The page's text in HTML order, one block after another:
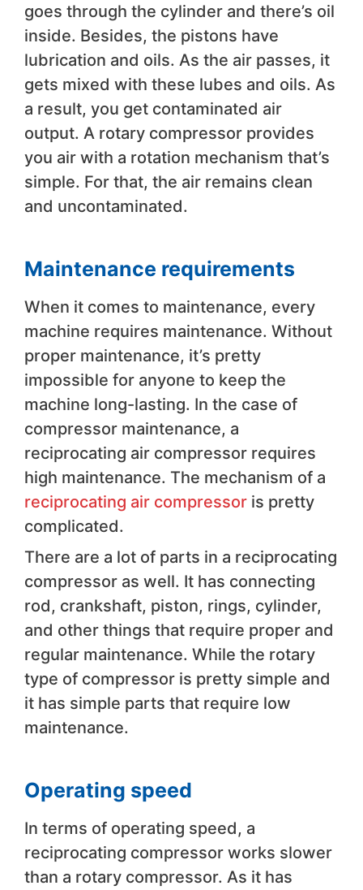
goes through the cylinder and there’s oil
inside. Besides, the pistons have
lubrication and oils. As the air passes, it
gets mixed with these lubes and oils. As
a result, you get contaminated air
output. A rotary compressor provides
you air with a rotation mechanism that’s
simple. For that, the air remains clean
and uncontaminated.
Maintenance requirements
When it comes to maintenance, every
machine requires maintenance. Without
proper maintenance, it’s pretty
impossible for anyone to keep the
machine long-lasting. In the case of
compressor maintenance, a
reciprocating air compressor requires
high maintenance. The mechanism of a
reciprocating air compressor is pretty
complicated.
There are a lot of parts in a reciprocating
compressor as well. It has connecting
rod, crankshaft, piston, rings, cylinder,
and other things that require proper and
regular maintenance. While the rotary
type of compressor is pretty simple and
it has simple parts that require low
maintenance.
Operating speed
In terms of operating speed, a
reciprocating compressor works slower
than a rotary compressor. As it has